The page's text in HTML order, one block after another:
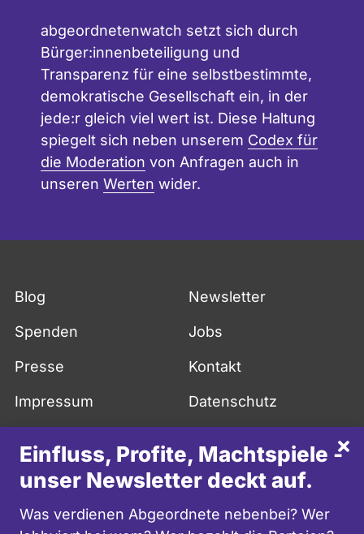
Einfluss, Profite, Machtspiele -
unser Newsletter deckt auf.
Was verdienen Abgeordnete nebenbei? Wer
abgeordnetenwatch setzt sich durch
Bürger:innenbeteiligung und
Transparenz für eine selbstbestimmte,
demokratische Gesellschaft ein, in der
jede:r gleich viel wert ist. Diese Haltung
spiegelt sich neben unserem Codex für
die Moderation von Anfragen auch in
unseren Werten wider.
Blog Newsletter
Spenden Jobs
Presse Kontakt
Impressum Datenschutz
More in English